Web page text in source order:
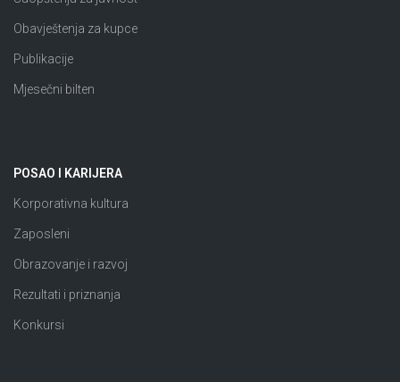
Obavještenja za kupce
Publikacije
Mjesečni bilten
POSAO I KARIJERA
Korporativna kultura
Zaposleni
Obrazovanje i razvoj
Rezultati i priznanja
Konkursi